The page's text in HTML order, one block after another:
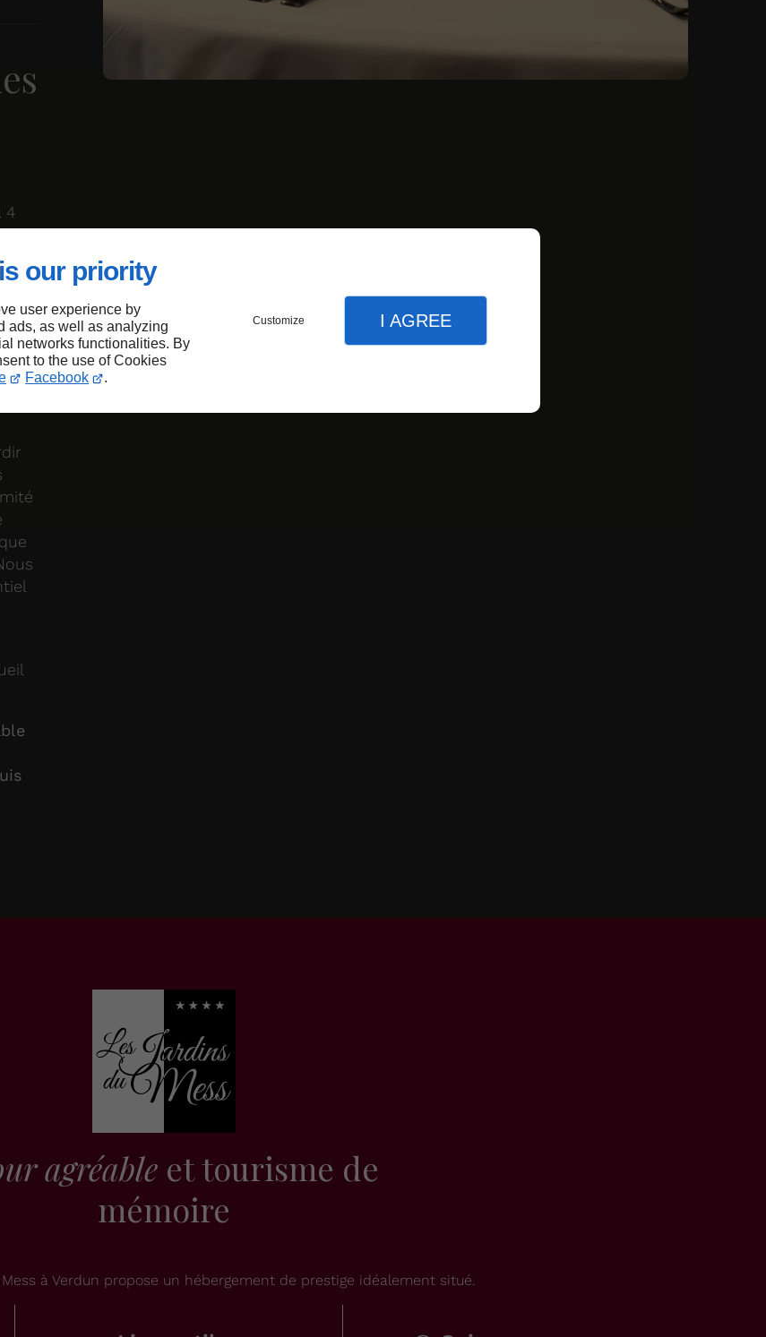
our priority
user experience by
ads, as well as analyzing
networks functionalities. By
to the use of Cookies
Facebook .
Customize I AGREE
4
agréableet tourisme de
mémoire
à Verdun propose un hébergement de prestige idéalement situé.